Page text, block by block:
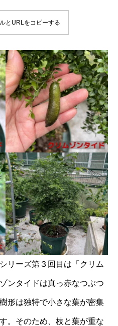
とURLをコピーする
リーズ第３回目は「クリム
ンタイドは真っ赤なつぶつ
形は独特で小さな葉が密集
。そのため、枝と葉が重な